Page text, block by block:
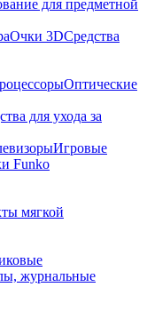
для предметной
Очки 3DСредства
Оптические
для ухода за
Игровые
Funko
мягкой
журнальные